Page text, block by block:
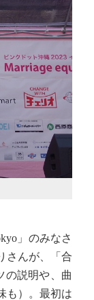
」のみなさ
さんが、「合
の説明や、曲
も）。最初は